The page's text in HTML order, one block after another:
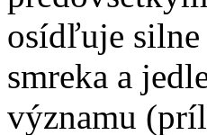
osídľuje silne
smreka a
významu